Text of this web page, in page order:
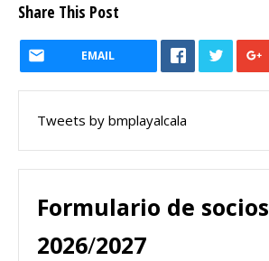
Share This Post
EMAIL
Tweets by bmplayalcala
Formulario de socios
2026/2027